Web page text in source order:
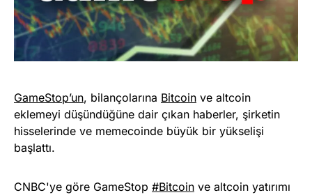
GameStop’un, bilançolarına Bitcoin ve altcoin
eklemeyi düşündüğüne dair çıkan haberler, şirketin
hisselerinde ve memecoinde büyük bir yükselişi
başlattı.
CNBC'ye göre GameStop #Bitcoin ve altcoin yatırımı